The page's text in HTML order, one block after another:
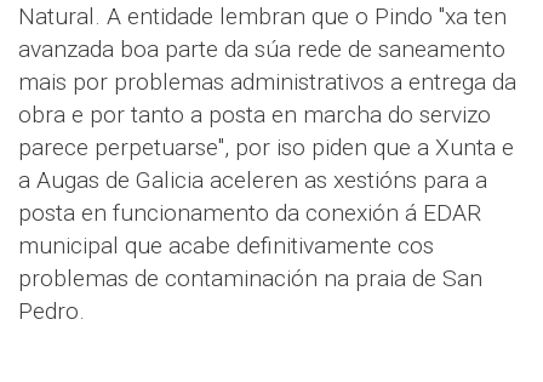
Natural. A entidade lembran que o Pindo "xa ten
avanzada boa parte da súa rede de saneamento
mais por problemas administrativos a entrega da
obra e por tanto a posta en marcha do servizo
parece perpetuarse", por iso piden que a Xunta e
a Augas de Galicia aceleren as xestións para a
posta en funcionamento da conexión á EDAR
municipal que acabe definitivamente cos
problemas de contaminación na praia de San
Pedro.